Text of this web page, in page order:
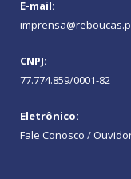
E-mail:
CNPJ:
77.774.859/0001-82
Eletrônico:
Fale Conosco /